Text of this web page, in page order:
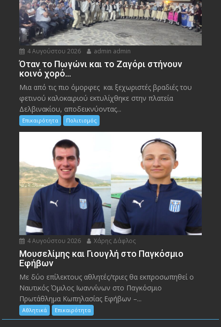
4 Αυγούστου 2026 admin admin
Όταν το Πωγώνι και το Ζαγόρι στήνουν
κοινό χορό…
Μια από τις πιο όμορφες και ξεχωριστές βραδιές του
φετινού καλοκαιριού εκτυλίχθηκε στην πλατεία
Δελβινακίου, αποδεικνύοντας...
Επικαιρότητα Πολιτισμός
4 Αυγούστου 2026 Χάρης Δάφλος
Μουσελίμης και Γιουγλή στο Παγκόσμιο
Εφήβων
Mε δύο επίλεκτους αθλητές/τριες θα εκπροσωπηθεί ο
Ναυτικός Όμιλος Ιωαννίνων στο Παγκόσμιο
Πρωτάθλημα Κωπηλασίας Εφήβων –...
Αθλητικά Επικαιρότητα